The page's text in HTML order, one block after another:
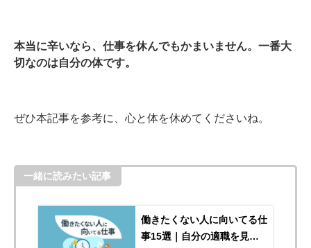
本当に辛いなら、仕事を休んでもかまいません。一番大
切なのは自分の体です。
ぜひ本記事を参考に、心と体を休めてくださいね。
一緒に読みたい記事
働きたくない人に向いてる仕
事15選｜自分の適職を見つ